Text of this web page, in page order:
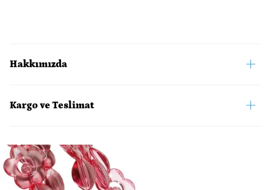
Hakkımızda
Kargo ve Teslimat